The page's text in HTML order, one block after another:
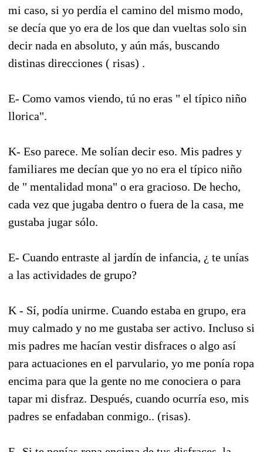
mi caso, si yo perdía el camino del mismo modo,
se decía que yo era de los que dan vueltas solo sin
decir nada en absoluto, y aún más, buscando
distinas direcciones ( risas) .
E- Como vamos viendo, tú no eras " el típico niño
llorica".
K- Eso parece. Me solían decir eso. Mis padres y
familiares me decían que yo no era el típico niño
de " mentalidad mona" o era gracioso. De hecho,
cada vez que jugaba dentro o fuera de la casa, me
gustaba jugar sólo.
E- Cuando entraste al jardín de infancia, ¿ te unías
a las actividades de grupo?
K - Sí, podía unirme. Cuando estaba en grupo, era
muy calmado y no me gustaba ser activo. Incluso si
mis padres me hacían vestir disfraces o algo así
para actuaciones en el parvulario, yo me ponía ropa
encima para que la gente no me conociera o para
tapar mi disfraz. Después, cuando ocurría eso, mis
padres se enfadaban conmigo.. (risas).